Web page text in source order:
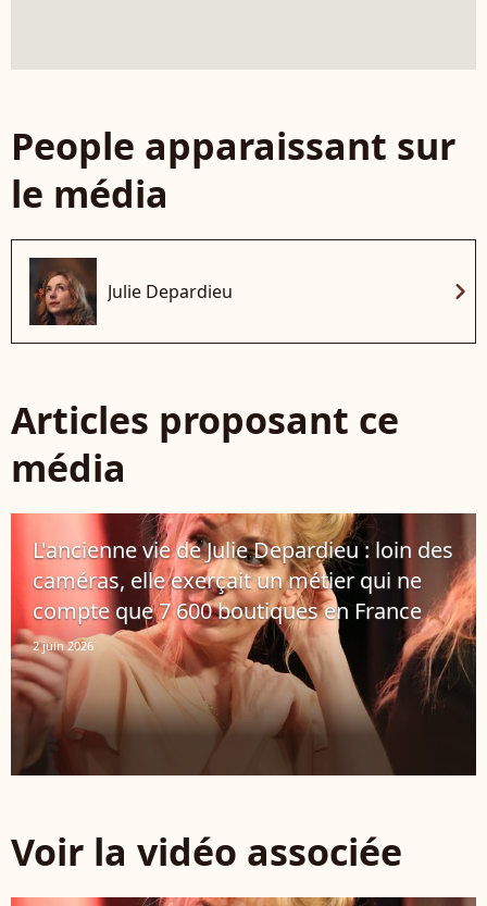
People apparaissant sur
le média
Julie Depardieu chevron_right
Articles proposant ce
média
L'ancienne vie de Julie Depardieu : loin des
caméras, elle exerçait un métier qui ne
compte que 7 600 boutiques en France
2 juin 2026
Voir la vidéo associée